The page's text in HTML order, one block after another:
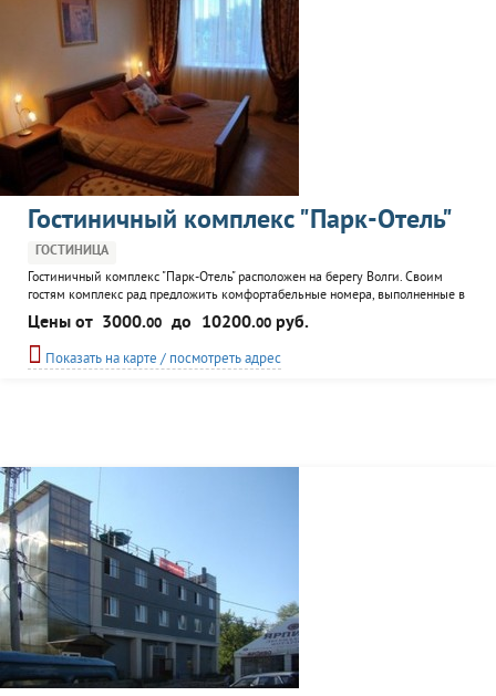
Гостиничный комплекс "Парк-Отель"
ГОСТИНИЦА
Гостиничный комплекс "Парк-Отель" расположен на берегу Волги. Своим
гостям комплекс рад предложить комфортабельные номера, выполненные в
европейском стиле; ресторан; кафе-бар; бильярд; сауна; конференц-зал и
банкетный зал, SPA-центр. Кроме этого имеется кемпинг "Парк". Гостиница
прелагает разместиться в одном из 45 представленных номеров разной
категории.
Цены от 3000.00 до 10200.00 руб.
Показать на карте / посмотреть адрес